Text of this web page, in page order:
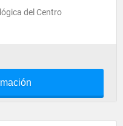
del Centro